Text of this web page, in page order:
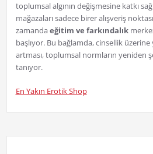
toplumsal algının değişmesine katkı
mağazaları sadece birer alışveriş
zamandaeğitim ve farkındalık
başlıyor. Bu bağlamda, cinsellik üzerine
artması, toplumsal normların yeniden
tanıyor.
En Yakın Erotik Shop